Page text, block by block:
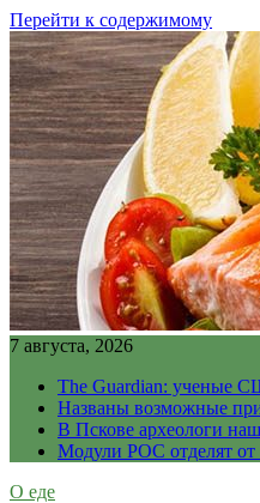
Перейти к содержимому
7 августа, 2026
The Guardian: ученые
Названы возможные
В Пскове археологи
Модули РОС отделят
О еде